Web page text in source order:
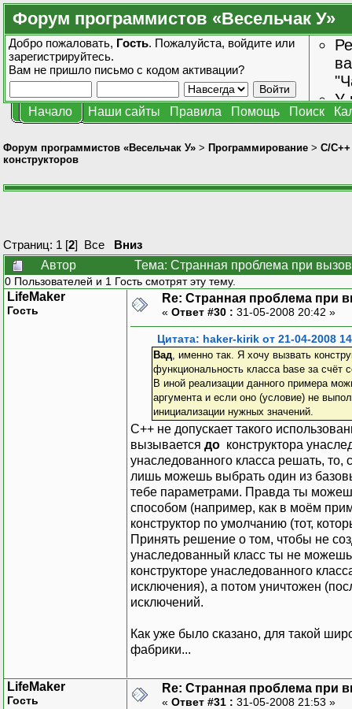
Форум программистов «Весельчак У»
Добро пожаловать, Гость. Пожалуйста, войдите или
зарегистрируйтесь.
Вам не пришло письмо с кодом активации?
У
Начало Наши сайты Правила Помощь Поиск
Форум программистов «Весельчак У» > Программирование > C/C++
конструкторов
Страниц: 1 [2] Все
Вниз
Автор
Тема: Странная проблема при
0 Пользователей и 1 Гость смотрят эту тему.
LifeMaker
Гость
Re: Странная проблема при
« Ответ #30 : 31-05-2008 20:42 »
Цитата: haker-kirik от 21-04-2008
Вад, именно так. Я хочу вызвать
функциональность класса base за счёт
В иной реализации данного примера
аргумента и если оно (условие) не
инициализации нужных значений.
С++ не допускает такого
вызывается до конструктора
унаследованного класса решать, то,
лишь можешь выбрать один из
тебе параметрами. Правда ты
способом (например, как в моём
конструктор по умолчанию (тот,
Принять решение о том, чтобы не
унаследованный класс ты не
конструкторе унаследованного
исключения), а потом уничтожен
исключений.
Как уже было сказано, для такой
фабрики...
LifeMaker
Гость
Re: Странная проблема при
« Ответ #31 : 31-05-2008 21:53 »